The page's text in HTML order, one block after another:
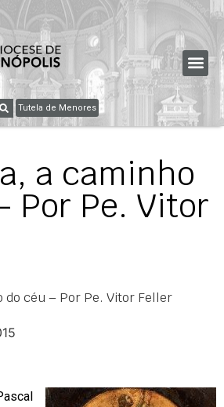
Tutela de Menores
a caminho
Por Pe. Vitor
do céu – Por Pe. Vitor Feller